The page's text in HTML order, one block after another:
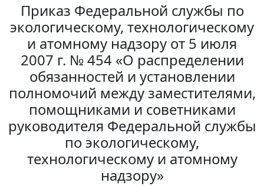
Приказ Федеральной службы по
экологическому, технологическому
и атомному надзору от 5 июля
2007 г. № 454 «О распределении
обязанностей и установлении
полномочий между заместителями,
помощниками и советниками
руководителя Федеральной службы
по экологическому,
технологическому и атомному
надзору»